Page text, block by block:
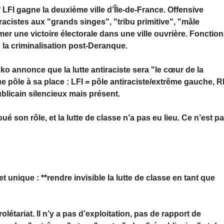
gagne la deuxième ville d’Île-de-France. Offensive
aux "grands singes", "tribu primitive", "mâle
une victoire électorale dans une ville ouvrière. Fonction
criminalisation post-Deranque.
annonce que la lutte antiraciste sera "le cœur de la
pôle à sa place : LFI = pôle antiraciste/extrême gauche,
silencieux mais présent.
son rôle, et la lutte de classe n’a pas eu lieu. Ce n’est
unique : **rendre invisible la lutte de classe en tant que
Il n’y a pas d’exploitation, pas de rapport de